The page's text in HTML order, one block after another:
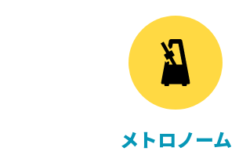
メトロノーム